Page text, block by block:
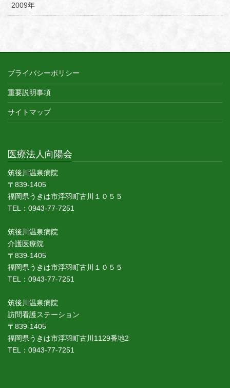
2009年
プライバシーポリシー
重要説明事項
サイトマップ
医療法人向陽会
筑後川温泉病院
〒839-1405
福岡県うきは市浮羽町古川１０５５
TEL：0943-77-7251
筑後川温泉病院
介護医療院
〒839-1405
福岡県うきは市浮羽町古川１０５５
TEL：0943-77-7251
筑後川温泉病院
訪問看護ステーション
〒839-1405
福岡県うきは市浮羽町古川1129番地2
TEL：0943-77-7251